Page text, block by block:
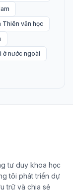
Thiên văn học
ở nước ngoài
tư duy khoa học
tôi phát triển dự
trữ và chia sẻ